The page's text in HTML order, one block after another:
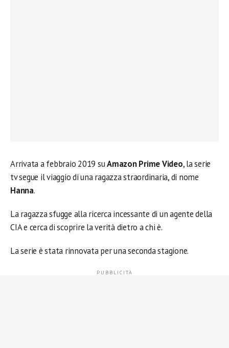
Arrivata a febbraio 2019 suAmazon Prime Video, la serie
tv segue il viaggio di una ragazza straordinaria, di nome
Hanna.
La ragazza sfugge alla ricerca incessante di un agente della
CIA e cerca di scoprire la verità dietro a chi è.
La serie è stata rinnovata per una seconda stagione.